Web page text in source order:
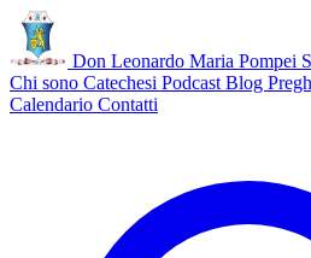
Don Leonardo Maria Pompei
Chi sono Catechesi Podcast Blog
Calendario Contatti